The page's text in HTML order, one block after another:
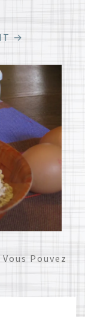
→
Pouvez